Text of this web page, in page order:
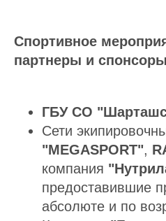
Спортивное
партнеры и
ГБУ СО
Сети
"MEGASPORT",
компания "
предоставившие
абсолюте и по